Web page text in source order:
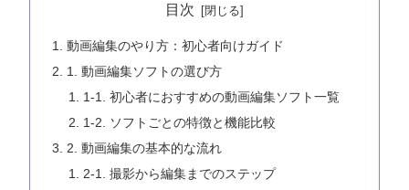
目次
動画編集のやり方：初心者向けガイド
1. 動画編集ソフトの選び方
1-1. 初心者におすすめの動画編集ソフト一覧
1-2. ソフトごとの特徴と機能比較
2. 動画編集の基本的な流れ
2-1. 撮影から編集までのステップ